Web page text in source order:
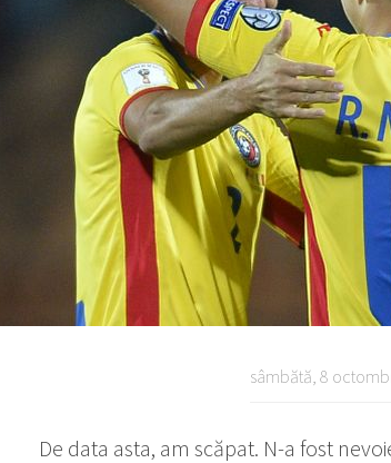
sâmbătă, 8
De data asta, am scăpat. N-a fost